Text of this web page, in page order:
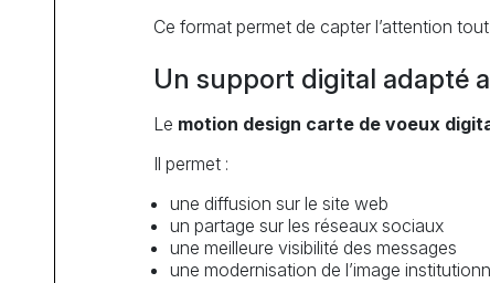
Ce format permet de capter l’attention
Un support digital adapté
Le motion design carte de voeux
Il permet :
une diffusion sur le site web
un partage sur les réseaux sociaux
une meilleure visibilité des messages
une modernisation de l’image